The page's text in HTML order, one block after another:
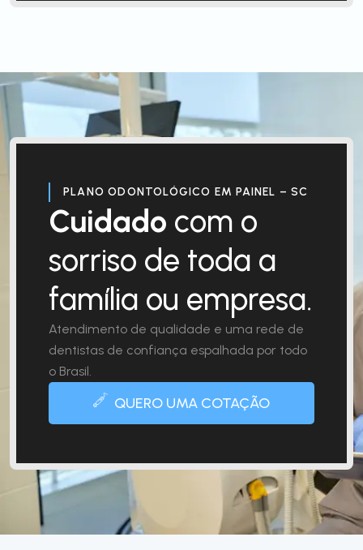
PLANO ODONTOLÓGICO EM PAINEL – SC
Cuidado com o
sorriso de toda a
família ou empresa.
Atendimento de qualidade e uma rede de
dentistas de confiança espalhada por todo
o Brasil.
QUERO UMA COTAÇÃO